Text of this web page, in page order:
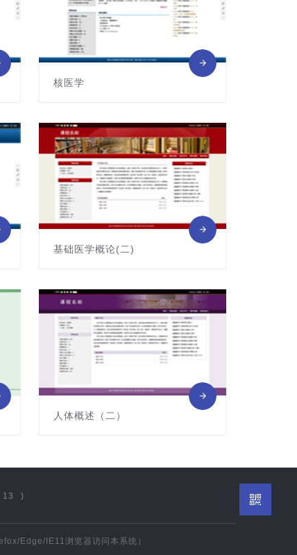
核医学
主讲教师: 彭志平
基础医学概论(二)
主讲教师: 许舸
人体概述（二）
13 )
Edge/IE11浏览器访问本系统）